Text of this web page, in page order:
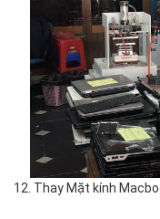
12. Thay Mặt kính